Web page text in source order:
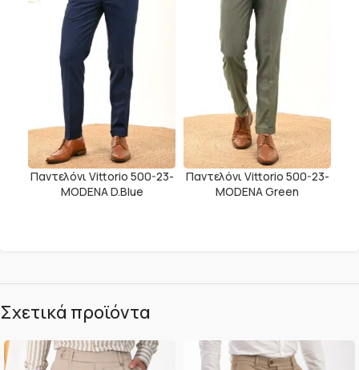
Παντελόνι Vittorio 500-23-
MODENA D.Blue
Παντελόνι Vittorio 500-23-
MODENA Green
Σχετικά προϊόντα